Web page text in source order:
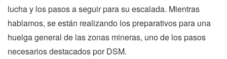
lucha y los pasos a seguir para su escalada. Mientras
hablamos, se están realizando los preparativos para una
huelga general de las zonas mineras, uno de los pasos
necesarios destacados por DSM.